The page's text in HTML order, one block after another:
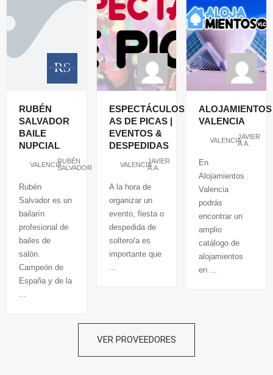
RUBÉN
SALVADOR
BAILE
NUPCIAL
VALENCIARUBÉN
SALVADOR
Rubén
Salvador es un
bailarín
profesional de
bailes de
salón.
Campeón de
España y de la
...
ESPECTÁCULOS
AS DE PICAS |
EVENTOS &
DESPEDIDAS
VALENCIAJAVIER
A.A.
A la hora de
organizar un
evento, fiesta o
despedida de
soltero/a es
importante que
...
ALOJAMIENTOS
VALENCIA
VALENCIAJAVIER
A.A.
En
Alojamientos
Valencia
podrás
encontrar un
amplio
catálogo de
alojamientos
en ...
VER PROVEEDORES